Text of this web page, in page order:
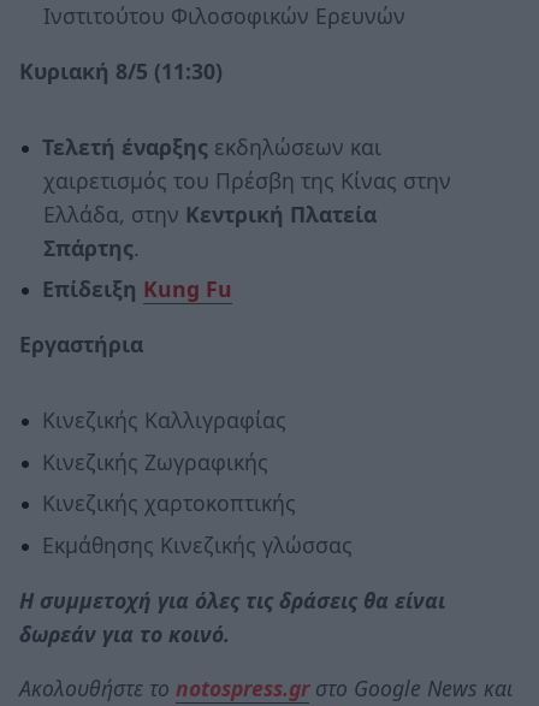
Ινστιτούτου Φιλοσοφικών Ερευνών
Κυριακή 8/5 (11:30)
Τελετή έναρξηςεκδηλώσεων και
χαιρετισμός του Πρέσβη της Κίνας στην
Ελλάδα, στην Κεντρική Πλατεία
Σπάρτης.
Επίδειξη Kung Fu
Εργαστήρια
Κινεζικής Καλλιγραφίας
Κινεζικής Ζωγραφικής
Κινεζικής χαρτοκοπτικής
Εκμάθησης Κινεζικής γλώσσας
Η συμμετοχή για όλες τις δράσεις θα είναι
δωρεάν για το κοινό.
Ακολουθήστε το notospress.grστο Google News και